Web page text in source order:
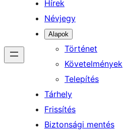
Hírek
Névjegy
Alapok
Történet
Követelmények
Telepítés
Tárhely
Frissítés
Biztonsági mentés